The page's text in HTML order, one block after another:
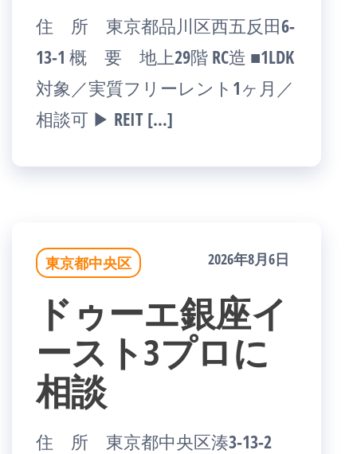
住 所 東京都品川区西五反田6-
13-1 概 要 地上29階 RC造 ■1LDK
対象／実質フリーレント1ヶ月／
相談可 ▶ REIT […]
東京都中央区 2026年8月6日
ドゥーエ銀座イ
ースト3プロに
相談
住 所 東京都中央区湊3-13-2